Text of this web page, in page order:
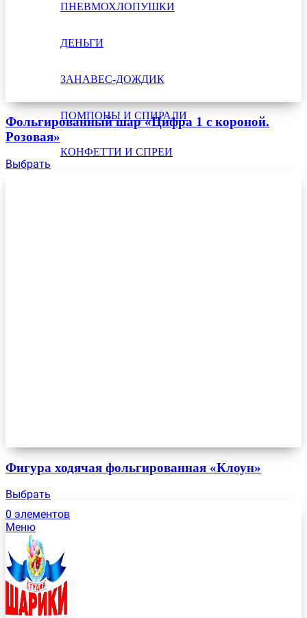
ПНЕВМОХЛОПУШКИ
ДЕНЬГИ
ЗАНАВЕС-ДОЖДИК
ПОМПОНЫ И СПИРАЛИ
КОНФЕТТИ И СПРЕИ
0 элементов
Меню
Фольгированный шар «Цифра 1 с короной.
Розовая»
Выбрать
Фигура ходячая фольгированная «Клоун»
Выбрать